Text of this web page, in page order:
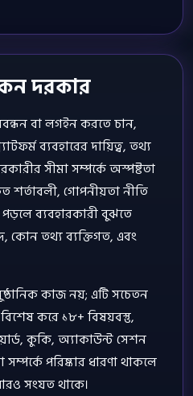
দরকার
বা লগইন করতে চান,
ব্যবহারের দায়িত্ব, তথ্য
সীমা সম্পর্কে অস্পষ্টতা
শর্তাবলী, গোপনীয়তা নীতি
পড়লে ব্যবহারকারী বুঝতে
কোন তথ্য ব্যক্তিগত, এবং
কাজ নয়; এটি সচেতন
করে ১৮+ বিষয়বস্তু,
কুকি, অ্যাকাউন্ট সেশন
সম্পর্কে পরিষ্কার ধারণা থাকলে
সংযত থাকে।